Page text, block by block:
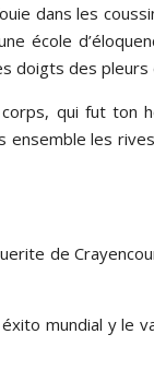
dans les
école
des
qui fut ton
ensemble les
de
mundial y